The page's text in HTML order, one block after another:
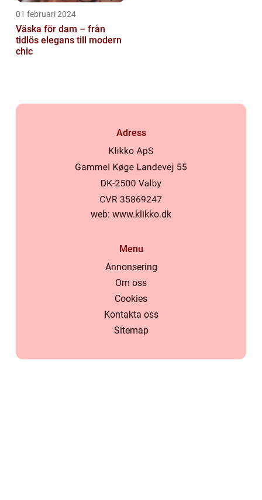
01 februari 2024
Väska för dam – från
tidlös elegans till modern
chic
Adress
web: www.klikko.dk
Menu
Annonsering
Om oss
Cookies
Kontakta oss
Sitemap